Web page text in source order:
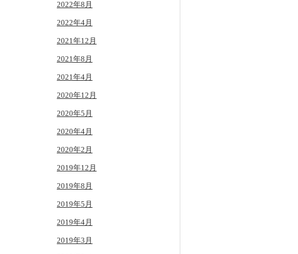
2022年8月
2022年4月
2021年12月
2021年8月
2021年4月
2020年12月
2020年5月
2020年4月
2020年2月
2019年12月
2019年8月
2019年5月
2019年4月
2019年3月